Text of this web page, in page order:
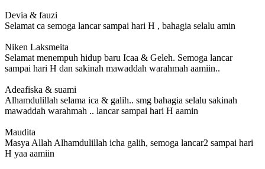
Devia & fauzi
Selamat ca semoga lancar sampai hari H , bahagia selalu amin
Niken Laksmeita
Selamat menempuh hidup baru Icaa & Geleh. Semoga lancar
sampai hari H dan sakinah mawaddah warahmah aamiin..
Adeafiska & suami
Alhamdulillah selama ica & galih.. smg bahagia selalu sakinah
mawaddah warahmah .. lancar sampai hari H aamin
Maudita
Masya Allah Alhamdulillah icha galih, semoga lancar2 sampai hari
H yaa aamiin